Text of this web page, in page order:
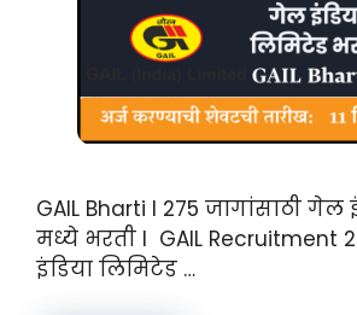
GAIL Bharti I 275 जागांसाठी गेल
मध्ये भरती I GAIL Recruitment
इंडिया लिमिटेड …